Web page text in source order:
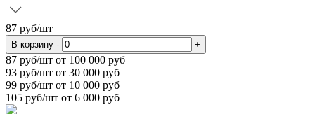
87 руб/шт
В корзину - +
87 руб/шт от 100 000 руб
93 руб/шт от 30 000 руб
99 руб/шт от 10 000 руб
105 руб/шт от 6 000 руб